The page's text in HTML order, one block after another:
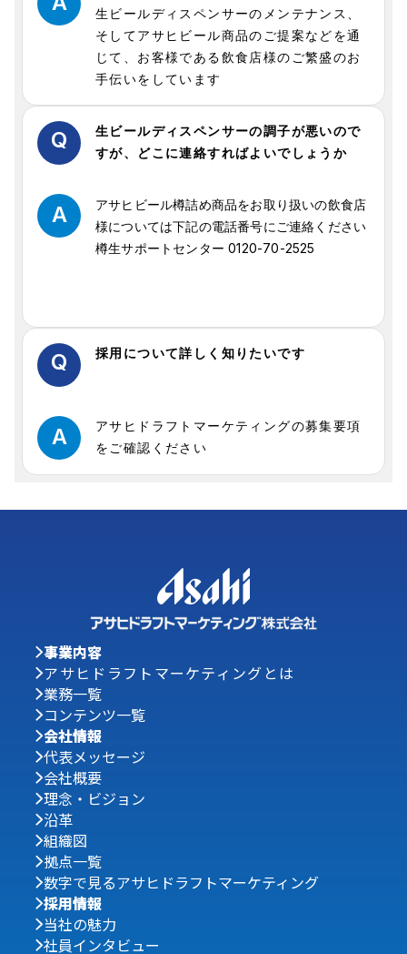
生ビールディスペンサーのメンテナンス、
そしてアサヒビール商品のご提案などを通
じて、お客様である飲食店様のご繁盛のお
手伝いをしています
Q
生ビールディスペンサーの調子が悪いので
すが、どこに連絡すればよいでしょうか
A
アサヒビール樽詰め商品をお取り扱いの飲食店
様については下記の電話番号にご連絡ください
樽生サポートセンター 0120-70-2525
Q 採用について詳しく知りたいです
A
アサヒドラフトマーケティングの募集要項
をご確認ください
事業内容
アサヒドラフトマーケティングとは
業務一覧
コンテンツ一覧
会社情報
代表メッセージ
会社概要
理念・ビジョン
沿革
組織図
拠点一覧
数字で見るアサヒドラフトマーケティング
採用情報
当社の魅力
社員インタビュー